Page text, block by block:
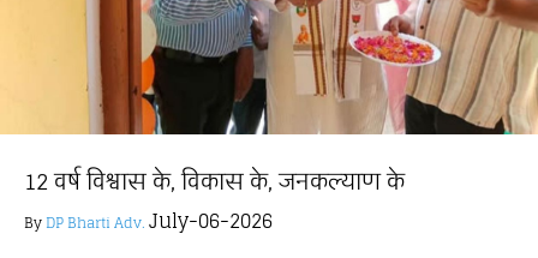
12 वर्ष विश्वास के, विकास के, जनकल्याण के
ByDP Bharti Adv.July-06-2026